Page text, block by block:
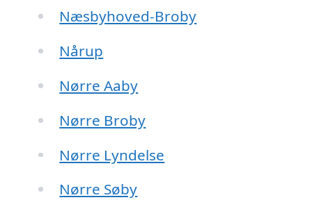
Næsbyhoved-Broby
Nårup
Nørre Aaby
Nørre Broby
Nørre Lyndelse
Nørre Søby